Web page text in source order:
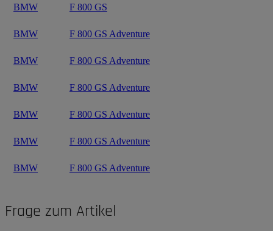
BMW F 800 GS
BMW F 800 GS Adventure
BMW F 800 GS Adventure
BMW F 800 GS Adventure
BMW F 800 GS Adventure
BMW F 800 GS Adventure
BMW F 800 GS Adventure
Frage zum Artikel